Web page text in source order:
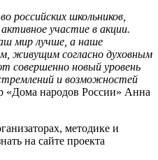
российских школьников,
участие в акции.
мир лучше, а наше
живущим согласно духовным
совершенно новый уровень
и возможностей
«Дома народов России» Анна
методике и
на сайте проекта